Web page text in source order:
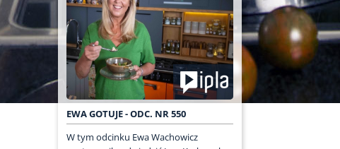
EWA GOTUJE - ODC. NR 550
W tym odcinku Ewa Wachowicz